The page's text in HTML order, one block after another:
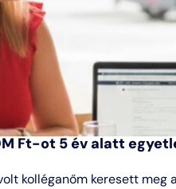
Ft-ot 5 év alatt
kolléganőm keresett